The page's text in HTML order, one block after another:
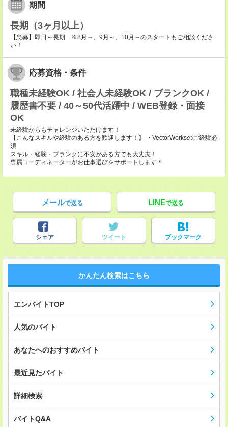
期間
長期（3ヶ月以上）
【急募】即日～長期 ※8月～、9月～、10月～のスタートもご相談くださ
い！
応募資格・条件
職種未経験OK / 社会人未経験OK / ブランクOK /
履歴書不要 / 40～50代活躍中 / WEB登録・面接
OK
未経験からもチャレンジいただけます！
【こんなスキルや経験のある方を歓迎します！】 ・VectorWorksのご経験必
須
スキル・経験・ブランクに不安がある方でも大丈夫！
専属コーディネーターがお仕事選びをサポートします＊
メールで送る LINEで送る
シェア ツイート ブックマーク
かんたん検索はこちら
エンバイトTOP
人気のバイト
あなたへのおすすめバイト
最近見たバイト
詳細検索
バイトQ&A